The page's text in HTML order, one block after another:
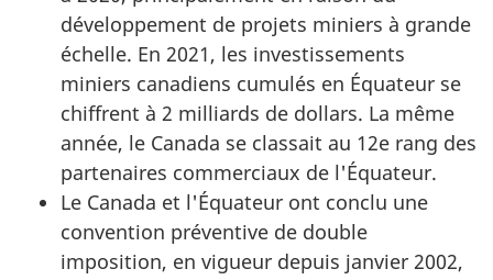
développement de projets miniers à grande
échelle. En 2021, les investissements
miniers canadiens cumulés en Équateur se
chiffrent à 2 milliards de dollars. La même
année, le Canada se classait au 12e rang des
partenaires commerciaux de l'Équateur.
Le Canada et l'Équateur ont conclu une
convention préventive de double
imposition, en vigueur depuis janvier 2002,